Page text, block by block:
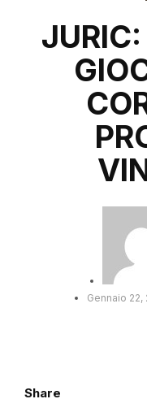
Gennaio 22,
Share